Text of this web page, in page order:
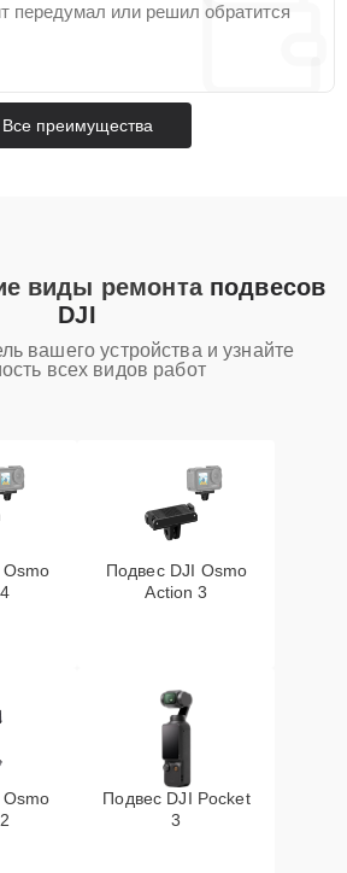
передумал или решил обратится
Все преимущества
виды ремонта подвесов
DJI
вашего устройства и узнайте
всех видов работ
Подвес DJI Osmo
Action 3
Подвес DJI Pocket
3